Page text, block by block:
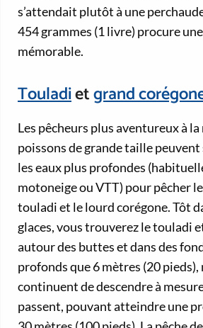
s’attendait plutôt à une
454 grammes (1 livre) procure
mémorable.
Touladietgrand
Les pêcheurs plus aventureux à
poissons de grande taille peuvent
les eaux plus profondes
motoneige ou VTT) pour pêcher
touladi et le lourd corégone. Tôt
glaces, vous trouverez le touladi
autour des buttes et dans des
profonds que 6 mètres (20 pieds),
continuent de descendre à
passent, pouvant atteindre une